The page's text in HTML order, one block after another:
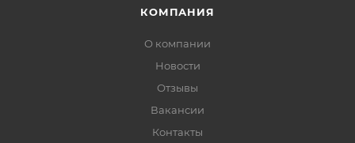
КОМПАНИЯ
О компании
Новости
Отзывы
Вакансии
Контакты